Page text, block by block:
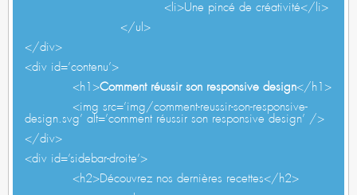
<li>Une pincé de créativité</li>
</ul>
</div>
<div id=’contenu’>
<h1> Comment réussir son responsive design </h1>
<img src=’img/comment-reussir-son-responsive-
design.svg’ alt=’comment réussir son responsive design’ />
</div>
<div id=’sidebar-droite’>
<h2>Découvrez nos dernières recettes</h2>